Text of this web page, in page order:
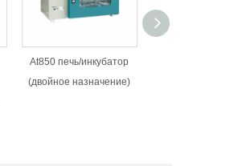
At850 печь/инкубатор
(двойное назначение)